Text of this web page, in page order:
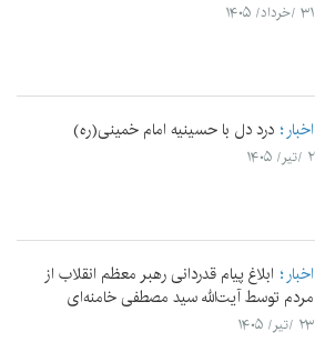
۳۱ /خرداد/ ۱۴۰۵
اخبار درد دل با حسینیه امام خمینی(ره)
۲ /تیر/ ۱۴۰۵
اخبار ابلاغ پیام قدردانی رهبر معظم انقلاب از
مردم توسط آیت‌الله سید مصطفی خامنه‌ای
۲۳ /تیر/ ۱۴۰۵